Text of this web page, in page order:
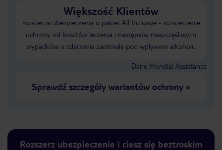
Większość Klientów
rozszerza ubezpieczenia o pakiet All Inclusive - rozszerzenie
ochrony od kosztów leczenia i następstw nieszczęśliwych
wypadków o zdarzenia zaistniałe pod wpływem alkoholu
Dane Mondial Assistance
Sprawdź szczegóły wariantów ochrony»
Rozszerz ubezpieczenie i ciesz się beztroskim